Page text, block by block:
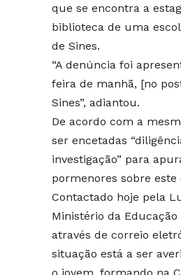
que se encontra a
biblioteca de uma
de Sines.
“A denúncia foi
feira de manhã, [no
Sines”, adiantou.
De acordo com a
ser encetadas
investigação” para
pormenores sobre este
Contactado hoje pela
Ministério da
através de correio
situação está a ser